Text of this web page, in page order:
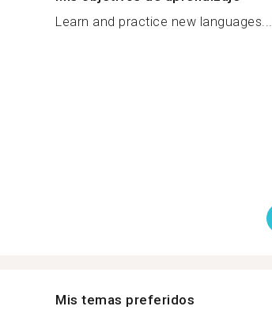
Learn and practice new languages...
Mis temas preferidos